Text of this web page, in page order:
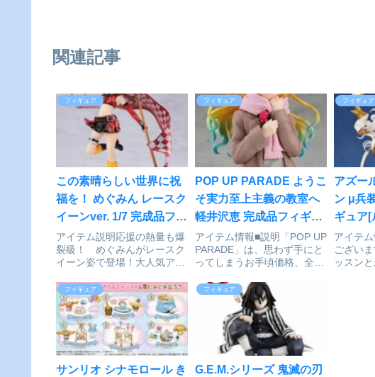
関連記事
フィギュア
この素晴らしい世界に祝
福を！ めぐみん レースク
イーンver. 1/7 完成品フィ
ギュアが予約受付開始
アイテム説明応援の熱量も爆
裂級！ めぐみんがレースク
イーン姿で登場！大人気アニ
福を！」より、爆裂魔法を操
るアークウィザード・めぐみ
んがレースクイーンコスチュ
ームでフィギュア化！赤と黒
をベースにしたコスチューム
は、ツ...
フィギュア
POP UP PARADE ようこ
そ実力至上主義の教室へ
軽井沢恵 完成品フィギュ
ア[グッドスマイルカンパ
ニー]が予約受付開始
アイテム情報■説明「POP UP
PARADE」は、思わず手にと
ってしまうお手頃価格、全高
ズ、スピーディにお届けな
ど、フィギュアファンにやさ
しいカタチを追求したフィギ
ュアシリーズです。専用台座
付属■サイズ全高約...
フィギュア
アズー
ン μ兵
ギュア[
が予約
アイテ
ござい
ッスン
フィギュア
サンリオ シナモロール き
フィギュア
G.E.M.シリーズ 鬼滅の刃